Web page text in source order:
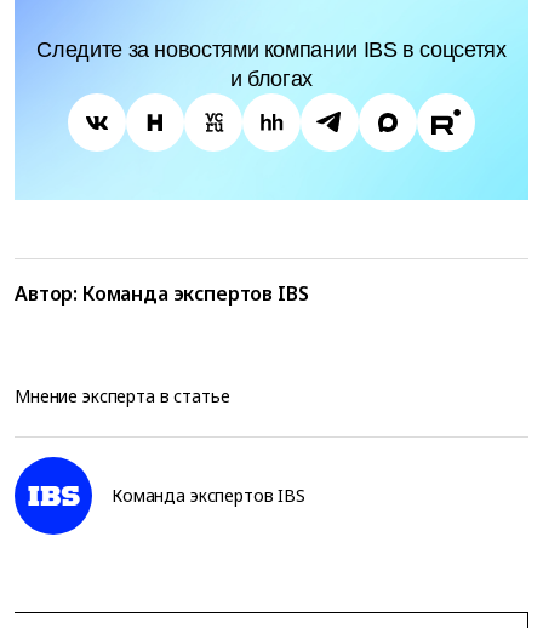
Следите за новостями компании IBS в соцсетях
и блогах
Автор: Команда экспертов IBS
Мнение эксперта в статье
Команда экспертов IBS